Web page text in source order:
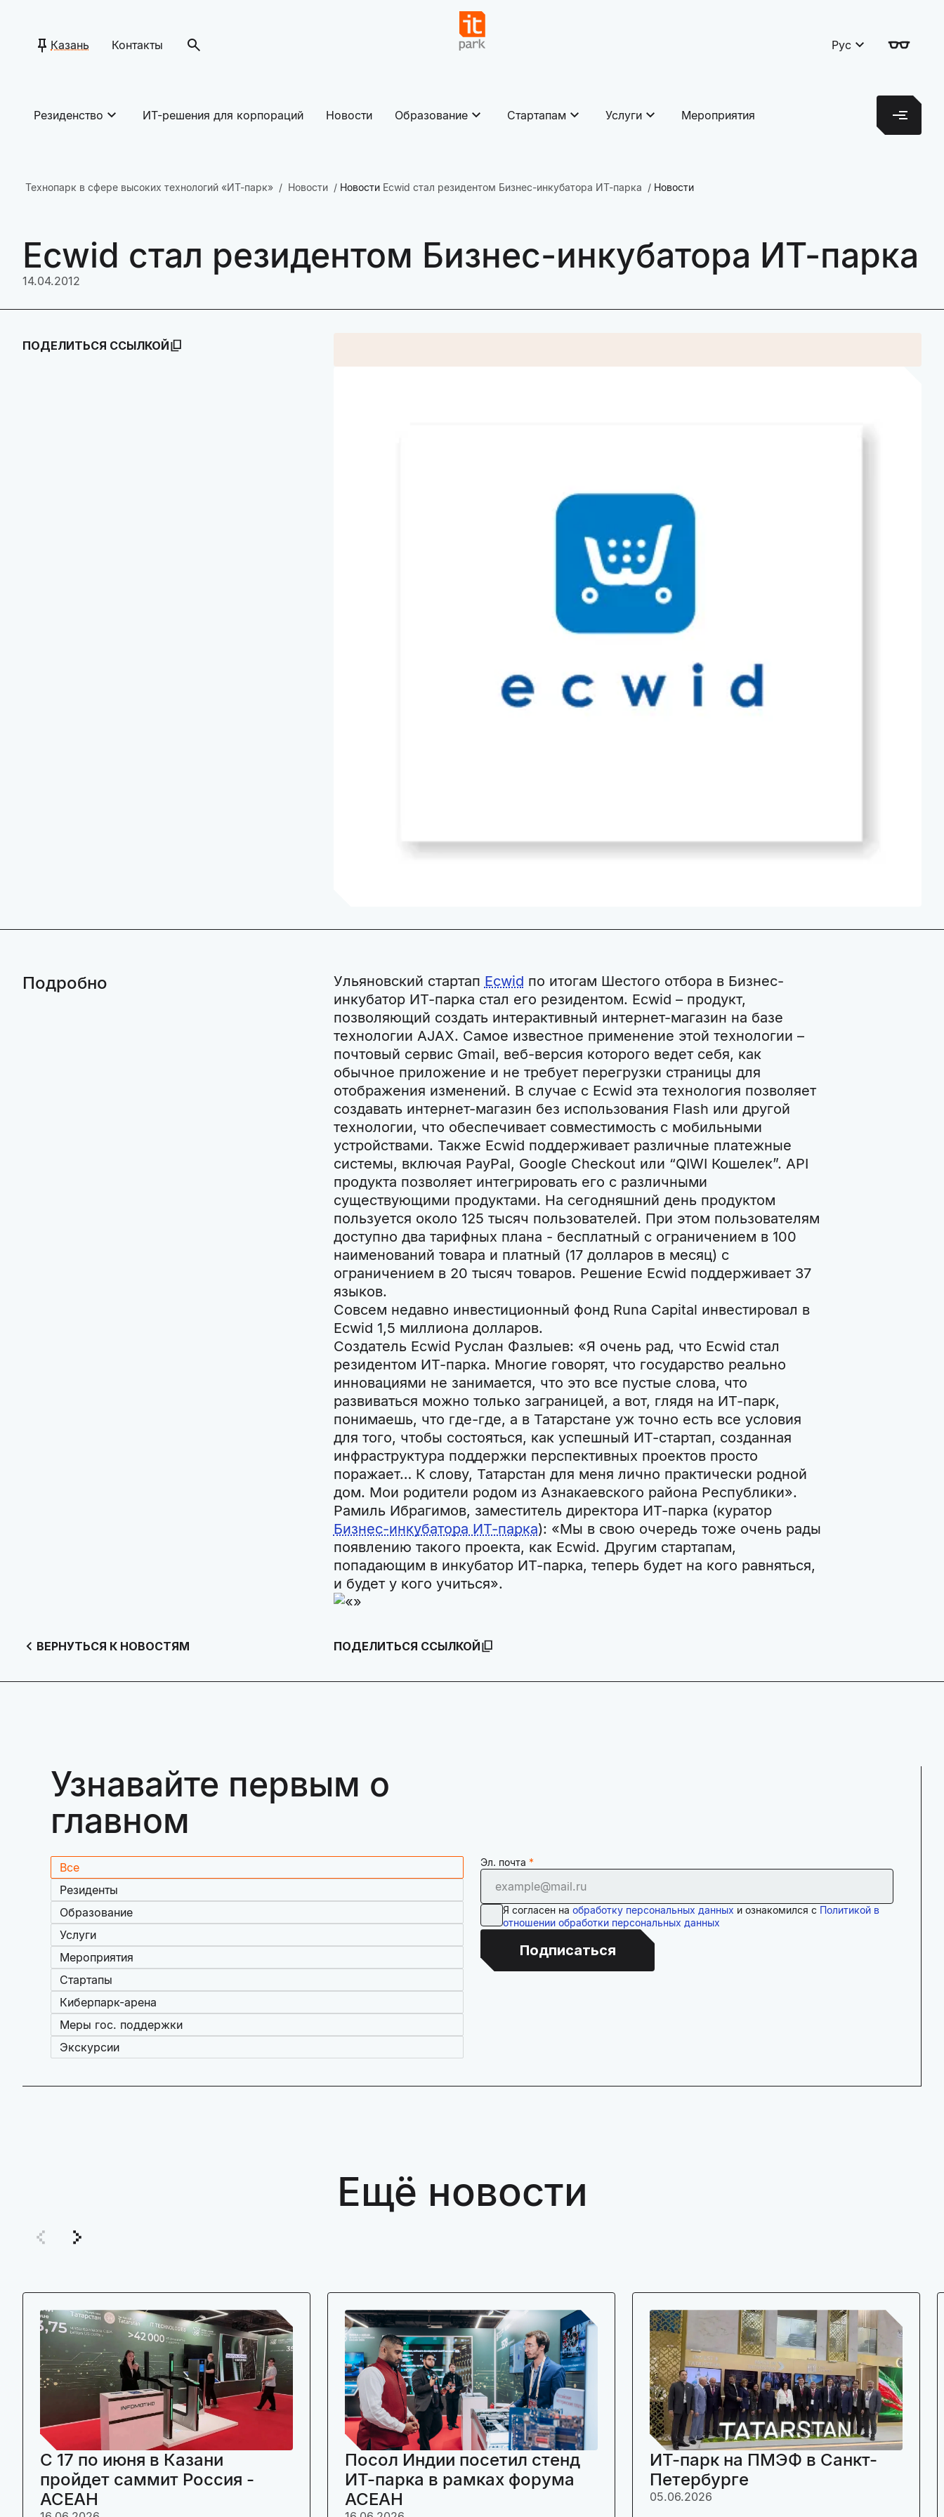
Казань Контакты Рус
Резиденство ИТ-решения для корпораций Новости Образование Стартапам Услуги Мероприятия
Технопарк в сфере высоких технологий «ИТ-парк» Новости Новости Ecwid стал резидентом Бизнес-инкубатора ИТ-парка Новости
Ecwid стал резидентом Бизнес-инкубатора ИТ-парка
14.04.2012
ПОДЕЛИТЬСЯ ССЫЛКОЙ
Подробно Ульяновский стартап Ecwid по итогам Шестого отбора в Бизнес-
инкубатор ИТ-парка стал его резидентом. Ecwid – продукт,
позволяющий создать интерактивный интернет-магазин на базе
технологии AJAX. Самое известное применение этой технологии –
почтовый сервис Gmail, веб-версия которого ведет себя, как
обычное приложение и не требует перегрузки страницы для
отображения изменений. В случае с Ecwid эта технология позволяет
создавать интернет-магазин без использования Flash или другой
технологии, что обеспечивает совместимость с мобильными
устройствами. Также Ecwid поддерживает различные платежные
системы, включая PayPal, Google Checkout или “QIWI Кошелек”. API
продукта позволяет интегрировать его с различными
существующими продуктами. На сегодняшний день продуктом
пользуется около 125 тысяч пользователей. При этом пользователям
доступно два тарифных плана - бесплатный с ограничением в 100
наименований товара и платный (17 долларов в месяц) с
ограничением в 20 тысяч товаров. Решение Ecwid поддерживает 37
языков.
Совсем недавно инвестиционный фонд Runa Capital инвестировал в
Ecwid 1,5 миллиона долларов.
Создатель Ecwid Руслан Фазлыев: «Я очень рад, что Ecwid стал
резидентом ИТ-парка. Многие говорят, что государство реально
инновациями не занимается, что это все пустые слова, что
развиваться можно только заграницей, а вот, глядя на ИТ-парк,
понимаешь, что где-где, а в Татарстане уж точно есть все условия
для того, чтобы состояться, как успешный ИТ-стартап, созданная
инфраструктура поддержки перспективных проектов просто
поражает… К слову, Татарстан для меня лично практически родной
дом. Мои родители родом из Азнакаевского района Республики».
Рамиль Ибрагимов, заместитель директора ИТ-парка (куратор
Бизнес-инкубатора ИТ-парка): «Мы в свою очередь тоже очень рады
появлению такого проекта, как Ecwid. Другим стартапам,
попадающим в инкубатор ИТ-парка, теперь будет на кого равняться,
и будет у кого учиться».
ВЕРНУТЬСЯ К НОВОСТЯМ ПОДЕЛИТЬСЯ ССЫЛКОЙ
Узнавайте первым о
главном
Все
Резиденты
Образование
Услуги
Мероприятия
Стартапы
Киберпарк-арена
Меры гос. поддержки
Экскурсии
Эл. почта
Я согласен на обработку персональных данных и ознакомился с Политикой в
отношении обработки персональных данных
Подписаться
Ещё новости
C 17 по июня в Казани
пройдет саммит Россия -
АСЕАН
Посол Индии посетил стенд
ИТ-парка в рамках форума
АСЕАН
ИТ-парк на ПМЭФ в Санкт-
Петербурге
05.06.2026